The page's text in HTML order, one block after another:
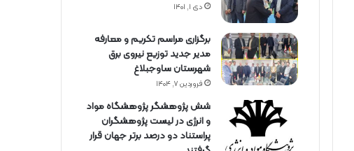
دی ۱, ۱۴۰۱
برگزاری مراسم تكریم و معارفه
مدیر جدید توزیع نیروی برق
شهرستان ساوجبلاغ
فروردین ۷, ۱۴۰۴
شش پژوهشگر پژوهشگاه مواد
و انرژی در لیست پژوهشگران
پراستناد دو درصد برتر جهان قرار